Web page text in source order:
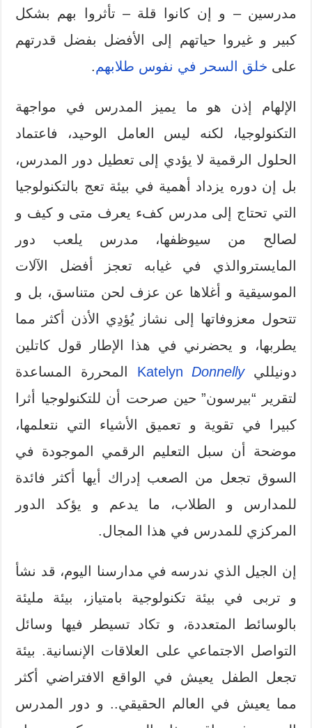
مدرسين – و إن كانوا قلة – تأثروا بهم بشكل
كبير و غيروا حياتهم إلى الأفضل بفضل قدرتهم
على خلق السحر في نفوس طلابهم.
الإلهام إذن هو ما يميز المدرس في مواجهة
التكنولوجيا، لكنه ليس العامل الوحيد، فاعتماد
الحلول الرقمية لا يؤدي إلى تعطيل دور المدرس،
بل إن دوره يزداد أهمية في بيئة تعج بالتكنولوجيا
التي تحتاج إلى مدرس كفء يعرف متى و كيف و
لصالح من سيوظفها، مدرس يلعب دور
المايستروالذي في غيابه تعجز أفضل الآلات
الموسيقية و أغلاها عن عزف لحن متناسق، بل و
تتحول معزوفاتها إلى نشاز يُؤدِي الأذن أكثر مما
يطربها، و يحضرني في هذا الإطار قول كاتلين
دونيللي
KatelynDonnelly
المحررة المساعدة
لتقرير “بيرسون” حين صرحت أن للتكنولوجيا أثرا
كبيرا في تقوية و تعميق الأشياء التي نتعلمها،
موضحة أن سبل التعليم الرقمي الموجودة في
السوق تجعل من الصعب إدراك أيها أكثر فائدة
للمدارس و الطلاب، ما يدعم و يؤكد الدور
المركزي للمدرس في هذا المجال.
إن الجيل الذي ندرسه في مدارسنا اليوم، قد نشأ
و تربى في بيئة تكنولوجية بامتياز، بيئة مليئة
بالوسائط المتعددة، و تكاد تسيطر فيها وسائل
التواصل الاجتماعي على العلاقات الإنسانية. بيئة
تجعل الطفل يعيش في الواقع الافتراضي أكثر
مما يعيش في العالم الحقيقي.. و دور المدرس